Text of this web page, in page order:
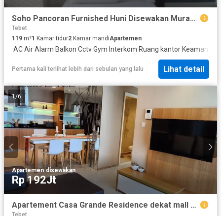
Soho Pancoran Furnished Huni Disewakan Murah Tipe Dakota Luas 119 Sqm
Tebet
119 m²1 Kamar tidur2 Kamar mandiApartemen
·AC·Air·Alarm·Balkon·Cctv·Gym·Interkom·Ruang kantor·Keamanan
Pertama kali terlihat lebih dari sebulan yang lalu Lihat detail
1/6
Apartemen·disewakan
Rp 192Jt
Apartement Casa Grande Residence dekat mall kota kasablaka
Tebet